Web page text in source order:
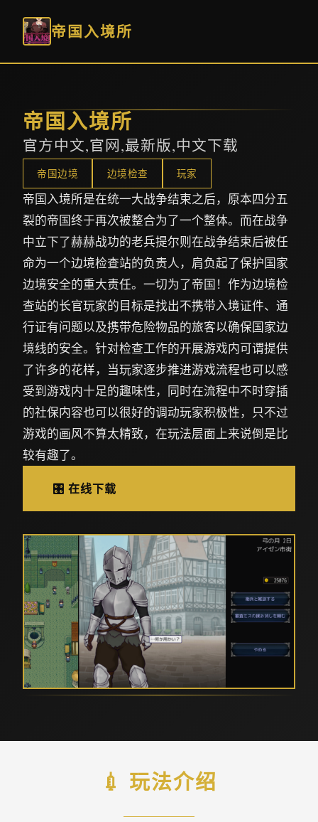
帝国入境所
帝国入境所
官方中文,官网,最新版,中文下载
帝国边境 边境检查 玩家
帝国入境所是在统一大战争结束之后，原本四分五
裂的帝国终于再次被整合为了一个整体。而在战争
中立下了赫赫战功的老兵提尔则在战争结束后被任
命为一个边境检查站的负责人，肩负起了保护国家
边境安全的重大责任。一切为了帝国！作为边境检
查站的长官玩家的目标是找出不携带入境证件、通
行证有问题以及携带危险物品的旅客以确保国家边
境线的安全。针对检查工作的开展游戏内可谓提供
了许多的花样，当玩家逐步推进游戏流程也可以感
受到游戏内十足的趣味性，同时在流程中不时穿插
的社保内容也可以很好的调动玩家积极性，只不过
游戏的画风不算太精致，在玩法层面上来说倒是比
较有趣了。
🎛️ 在线下载
💉 玩法介绍